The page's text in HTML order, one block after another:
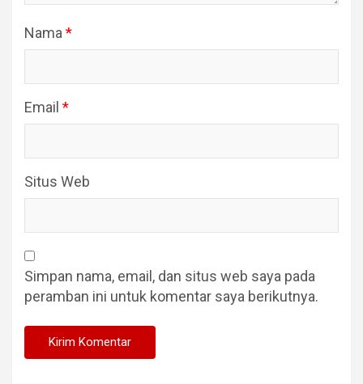
Nama*
Email *
Situs Web
Simpan nama, email, dan situs web saya pada
peramban ini untuk komentar saya berikutnya.